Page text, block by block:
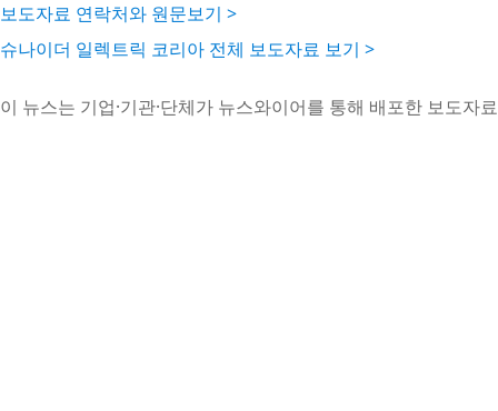
보도자료 연락처와 원문보기 >
슈나이더 일렉트릭 코리아 전체 보도자료 보기 >
이 뉴스는 기업·기관·단체가 뉴스와이어를 통해 배포한 보도자